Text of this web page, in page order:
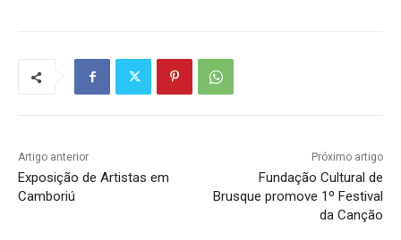
Artigo anterior
Exposição de Artistas em
Camboriú
Próximo artigo
Fundação Cultural de
Brusque promove 1º Festival
da Canção